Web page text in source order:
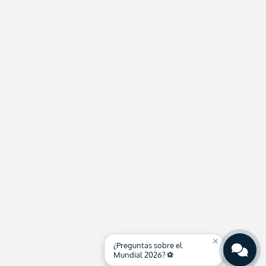
close
¿Preguntas sobre el
Mundial 2026? ⚽